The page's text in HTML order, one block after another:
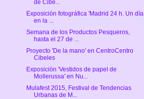
de Cibe...
Exposición fotográfica 'Madrid 24 h. Un día
en la ...
Semana de los Productos Pesqueros,
hasta el 27 de ...
Proyecto 'De la mano' en CentroCentro
Cibeles
Exposición 'Vestidos de papel de
Mollerussa' en Nu...
Mulafest 2015, Festival de Tendencias
Urbanas de M...